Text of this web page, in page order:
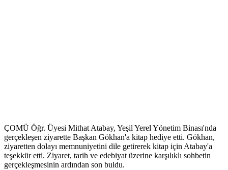
ÇOMÜ Öğr. Üyesi Mithat Atabay, Yeşil Yerel Yönetim Binası'nda
gerçekleşen ziyarette Başkan Gökhan'a kitap hediye etti. Gökhan,
ziyaretten dolayı memnuniyetini dile getirerek kitap için Atabay'a
teşekkür etti. Ziyaret, tarih ve edebiyat üzerine karşılıklı sohbetin
gerçekleşmesinin ardından son buldu.